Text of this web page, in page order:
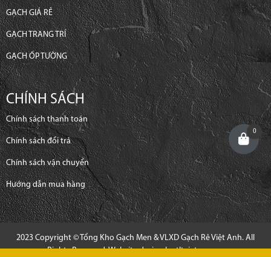
GẠCH GIÁ RẺ
GẠCH TRANG TRÍ
GẠCH ỐP TƯỜNG
CHÍNH SÁCH
Chính sách thanh toán
Chính sách đổi trả
Chính sách vận chuyển
Hướng dẫn mua hàng
2023 Copyright © Tổng Kho Gạch Men & VLXD Gạch Rẻ Việt Anh. All
Rights Reserved. Website design bytltvietnam.vn
0